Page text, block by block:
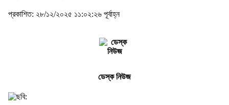
প্রকাশিত: ২৮/১২/২০২৫ ১১:০২:২৬ পূর্বাহ্ন
ডেস্ক নিউজ